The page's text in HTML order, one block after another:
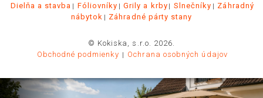
Dielňa a stavba
Fóliovníky Grily a krby Slnečníky
Záhradný
nábytok
Záhradné párty stany
© Kokiska, s.r.o. 2026.
Obchodné podmienky
Ochrana osobných údajov